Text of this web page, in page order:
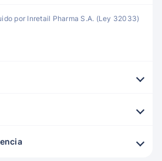
por Inretail Pharma S.A. (Ley 32033)